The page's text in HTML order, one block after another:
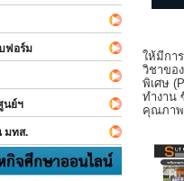
ฟอร์ม
ย์ฯ
มทส.
ให้มีกา
วิชาขอ
พิเศษ
ทำงาน
คุณภาพ